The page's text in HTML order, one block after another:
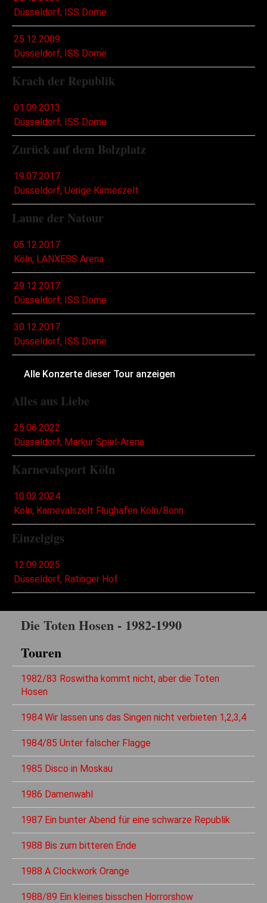
Düsseldorf, ISS Dome
25.12.2009
Düsseldorf, ISS Dome
Krach der Republik
01.09.2013
Düsseldorf, ISS Dome
Zurück auf dem Bolzplatz
19.07.2017
Düsseldorf, Uerige Kirmeszelt
Laune der Natour
05.12.2017
Köln, LANXESS Arena
29.12.2017
Düsseldorf, ISS Dome
30.12.2017
Düsseldorf, ISS Dome
Alle Konzerte dieser Tour anzeigen
Alles aus Liebe
25.06.2022
Düsseldorf, Merkur Spiel-Arena
Karnevalsport Köln
10.02.2024
Köln, Karnevalszelt Flughafen Köln/Bonn
Einzelgigs
12.09.2025
Düsseldorf, Ratinger Hof
Die Toten Hosen - 1982-1990
Touren
1982/83 Roswitha kommt nicht, aber die Toten
Hosen
1984 Wir lassen uns das Singen nicht verbieten 1,2,3,4
1984/85 Unter falscher Flagge
1985 Disco in Moskau
1986 Damenwahl
1987 Ein bunter Abend für eine schwarze Republik
1988 Bis zum bitteren Ende
1988 A Clockwork Orange
1988/89 Ein kleines bisschen Horrorshow